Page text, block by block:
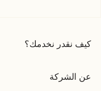
كيف نقدر نخدمك؟
عن الشركة